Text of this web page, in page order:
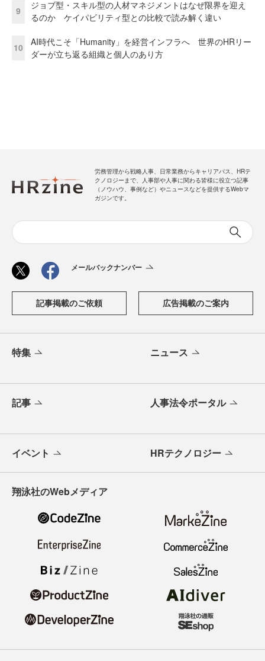
9
ジョブ型・スキル型の人材マネジメントはなぜ限界を迎え
るのか ケイパビリティ型との比較で読み解く違い
10
AI時代こそ「Humanity」を経営インフラへ 世界のHRリー
ダーが立ち返る組織と個人のあり方
労務管理から戦略人事、日常業務からキャリアパス、HRテ
クノロジーまで、人事部や人事に関わる皆様に役立つ記事
（ノウハウ、事例など）やニュースなどを提供するWebマ
ガジンです。
メールバックナンバー
記事掲載のご依頼 広告掲載のご案内
特集 ニュース
記事 人事法令ポータル
イベント HRテクノロジー
翔泳社のWebメディア